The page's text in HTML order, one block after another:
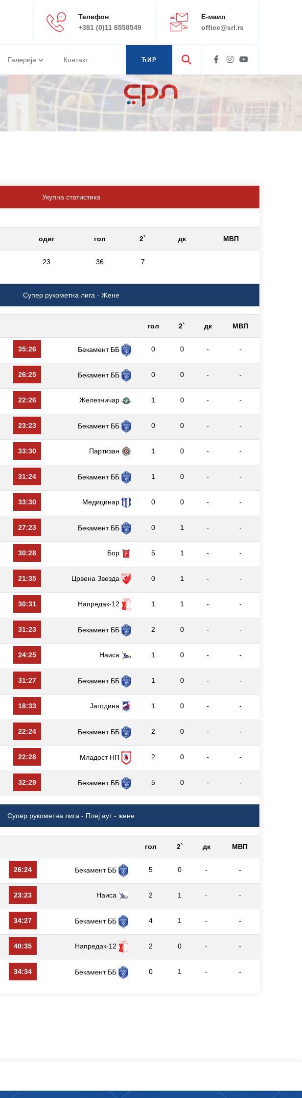
Телефон
+381 (0)11 6558549
Е-маил
office@srl.rs
Галерија Контакт
ЋИР
Укупна статистика
одиг гол 2` дк МВП
23 36 7
Супер рукометна лига - Жене
гол 2` дк МВП
35:26 Бекамент ББ 0 0 - -
26:25 Бекамент ББ 0 0 - -
22:26 Железничар 1 0 - -
23:23 Бекамент ББ 0 0 - -
33:30 Партизан 1 0 - -
31:24 Бекамент ББ 1 0 - -
33:30 Медицинар 0 0 - -
27:23 Бекамент ББ 0 1 - -
30:28 Бор 5 1 - -
21:35 Црвена Звезда 0 1 - -
30:31 Напредак-12 1 1 - -
31:23 Бекамент ББ 2 0 - -
24:25 Наиса 1 0 - -
31:27 Бекамент ББ 1 0 - -
18:33 Јагодина 1 0 - -
22:24 Бекамент ББ 2 0 - -
22:28 Младост НП 2 0 - -
32:29 Бекамент ББ 5 0 - -
Супер рукометна лига - Плеј аут - жене
гол 2` дк МВП
26:24 Бекамент ББ 5 0 - -
23:23 Наиса 2 1 - -
34:27 Бекамент ББ 4 1 - -
40:35 Напредак-12 2 0 - -
34:34 Бекамент ББ 0 1 - -